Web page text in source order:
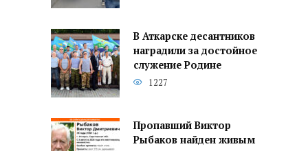
В Аткарске десантников
наградили за достойное
служение Родине
1227
Пропавший Виктор
Рыбаков найден живым